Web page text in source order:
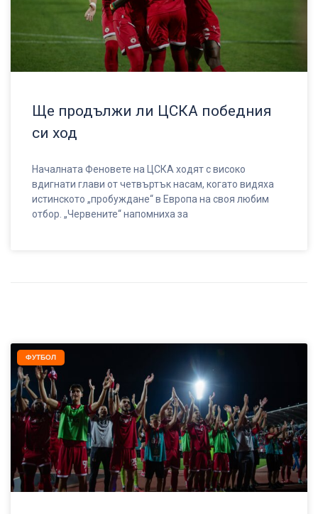
Ще продължи ли ЦСКА победния
си ход
Началната Феновете на ЦСКА ходят с високо
вдигнати глави от четвъртък насам, когато видяха
истинското „пробуждане“ в Европа на своя любим
отбор. „Червените“ напомниха за
ФУТБОЛ